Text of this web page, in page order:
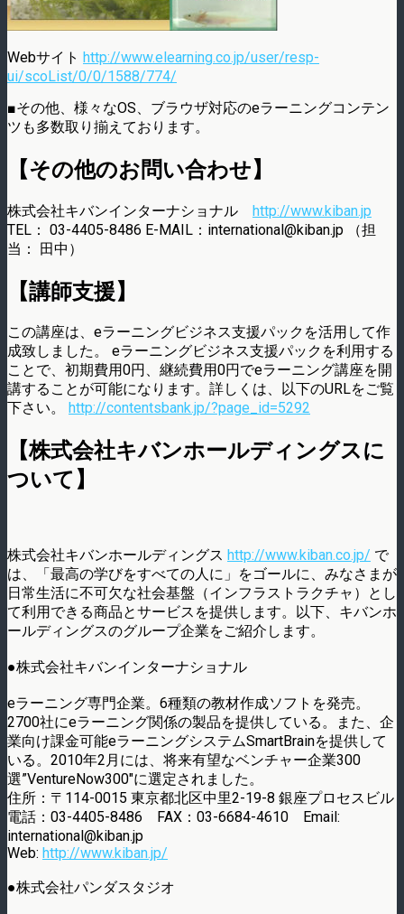
Webサイト http://www.elearning.co.jp/user/resp-
ui/scoList/0/0/1588/774/
■その他、様々なOS、ブラウザ対応のeラーニングコンテン
ツも多数取り揃えております。
【その他のお問い合わせ】
株式会社キバンインターナショナル http://www.kiban.jp
TEL： 03-4405-8486 E-MAIL：international@kiban.jp （担
当： 田中）
【講師支援】
この講座は、eラーニングビジネス支援パックを活用して作
成致しました。 eラーニングビジネス支援パックを利用する
ことで、初期費用0円、継続費用0円でeラーニング講座を開
講することが可能になります。詳しくは、以下のURLをご覧
下さい。
http://contentsbank.jp/?page_id=5292
【株式会社キバンホールディングスに
ついて】
株式会社キバンホールディングス http://www.kiban.co.jp/ で
は、「最高の学びをすべての人に」をゴールに、みなさまが
日常生活に不可欠な社会基盤（インフラストラクチャ）とし
て利用できる商品とサービスを提供します。以下、キバンホ
ールディングスのグループ企業をご紹介します。
●株式会社キバンインターナショナル
eラーニング専門企業。6種類の教材作成ソフトを発売。
2700社にeラーニング関係の製品を提供している。また、企
業向け課金可能eラーニングシステムSmartBrainを提供して
いる。2010年2月には、将来有望なベンチャー企業300
選”VentureNow300″に選定されました。
住所：〒114-0015 東京都北区中里2-19-8 銀座プロセスビル
電話：03-4405-8486 FAX：03-6684-4610 Email:
international@kiban.jp
Web: http://www.kiban.jp/
●株式会社パンダスタジオ